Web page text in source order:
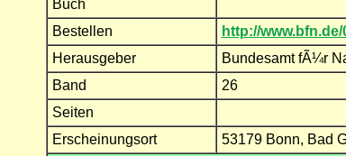
Buch
Bestellen
http://
Herausgeber
Bundesamt fÃ¼r
Band
26
Seiten
Erscheinungsort
53179 Bonn, Bad